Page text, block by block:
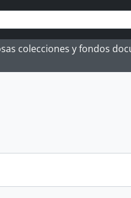
colecciones y fondos